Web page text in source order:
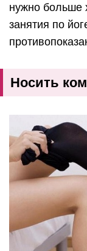
нужно больше
занятия по
Носить